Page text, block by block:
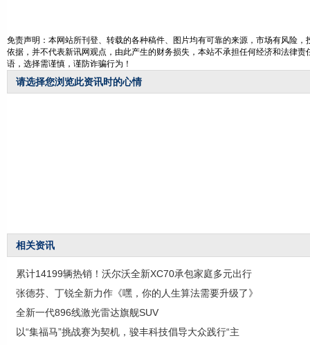
免责声明：本网站所刊登、转载的各种稿件、图片均有可靠的来源，市场有风险
依据，并不代表新讯网观点，由此产生的财务损失，本站不承担任何经济和法律
语，选择需谨慎，谨防诈骗行为！
请选择您浏览此资讯时的心情
相关资讯
累计14199辆热销！沃尔沃全新XC70承包家庭多元出行
张德芬、丁锐全新力作《嘿，你的人生算法需要升级了》
全新一代896线激光雷达旗舰SUV
以“集福马”挑战赛为契机，骏丰科技倡导大众践行“主